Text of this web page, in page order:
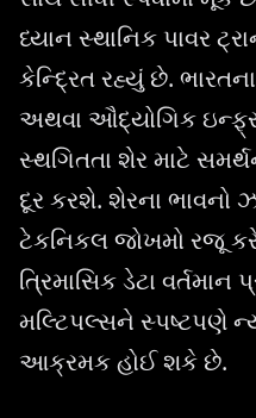
ધ્યાન સ્થાનિક પાવર
કેન્દ્રિત રહ્યું છે.
અથવા ઔદ્યોગિક
સ્થગિતતા શેર માટે
દૂર કરશે. શેરના ભાવનો
ટેકનિકલ જોખમો રજૂ
ત્રિમાસિક ડેટા
મલ્ટિપલ્સને સ્પષ્ટપણે
આક્રમક હોઈ શકે છે.